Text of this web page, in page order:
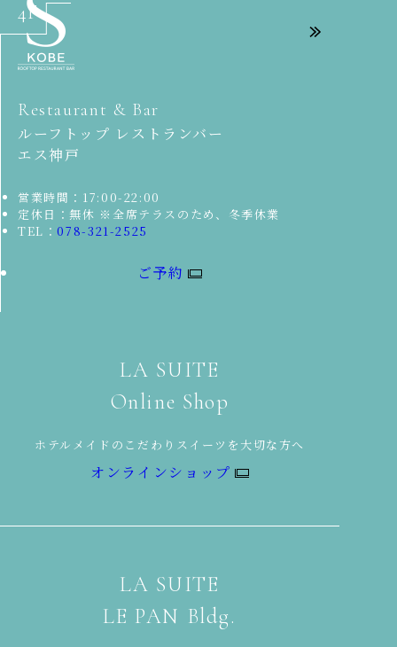
4F
Restaurant & Bar
ルーフトップ レストランバー
エス神戸
営業時間：17:00-22:00
定休日：無休 ※全席テラスのため、冬季休業
TEL：078-321-2525
ご予約
LA SUITE
Online Shop
ホテルメイドのこだわりスイーツを大切な方へ
オンラインショップ
LA SUITE
LE PAN Bldg.